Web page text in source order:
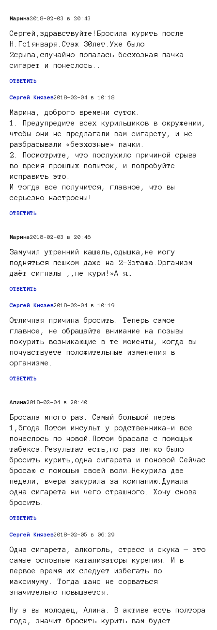
Марина2018-02-03 в 20:43
Сергей,здравствуйте!Бросила курить после
Н.Гс1января.Стаж 30лет.Уже было
2срыва,случайно попалась бесхозная пачка
сигарет и понеслось..
ОТВЕТИТЬ
Сергей Князев2018-02-04 в 10:18
Марина, доброго времени суток.
1. Предупредите всех курильщиков в окружении,
чтобы они не предлагали вам сигарету, и не
разбрасывали «безхозные» пачки.
2. Посмотрите, что послужило причиной срыва
во время прошлых попыток, и попробуйте
исправить это.
И тогда все получится, главное, что вы
серьезно настроены!
ОТВЕТИТЬ
Марина2018-02-03 в 20:46
Замучил утренний кашель,одышка,не могу
подняться пешком даже на 2-3этажа.Организм
даёт сигналы ,,не кури!»А я…
ОТВЕТИТЬ
Сергей Князев2018-02-04 в 10:19
Отличная причина бросить. Теперь самое
главное, не обращайте внимание на позывы
покурить возникающие в те моменты, когда вы
почувствуете положительные изменения в
организме.
ОТВЕТИТЬ
Алина2018-02-04 в 20:40
Бросала много раз. Самый большой перев
1,5года.Потом инсульт у родственника-и все
понеслось по новой.Потом брасала с помощью
табекса.Результат есть,но раз легко было
бросить курить,одна сигарета и поновой.Сейчас
бросаю с помощью своей воли.Некурила две
недели, вчера закурила за компанию.Думала
одна сигарета ни чего страшного. Хочу снова
бросить.
ОТВЕТИТЬ
Сергей Князев2018-02-05 в 06:29
Одна сигарета, алкоголь, стресс и скука — это
самые основные катализаторы курения. И в
первое время их следует избегать по
максимуму. Тогда шанс не сорваться
значительно повышается.
Ну а вы молодец, Алина. В активе есть полтора
года, значит бросить курить вам будет